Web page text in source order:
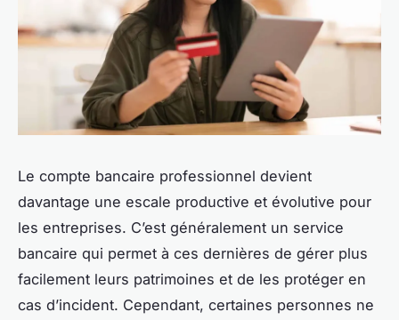
Le compte bancaire professionnel devient
davantage une escale productive et évolutive pour
les entreprises. C’est généralement un service
bancaire qui permet à ces dernières de gérer plus
facilement leurs patrimoines et de les protéger en
cas d’incident. Cependant, certaines personnes ne